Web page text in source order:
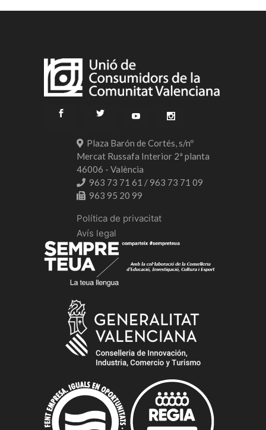
Plaza Barón de Cortés, s/nº
Mercat Russafa Interior 2ª planta
46006 - València
963 73 71 61 / 963 73 71 09
963 95 20 99
Política de privacitat
Avís legal